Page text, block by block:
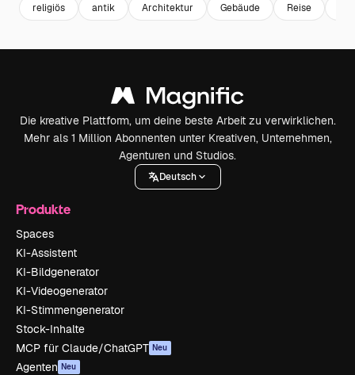
religiös antik Architektur Gebäude Reise
Die kreative Plattform, um deine beste Arbeit zu verwirklichen.
Mehr als 1 Million Abonnenten unter Kreativen, Unternehmen,
Agenturen und Studios.
Deutsch
Produkte
Spaces
KI-Assistent
KI-Bildgenerator
KI-Videogenerator
KI-Stimmengenerator
Stock-Inhalte
MCP für Claude/ChatGPT Neu
Agenten Neu